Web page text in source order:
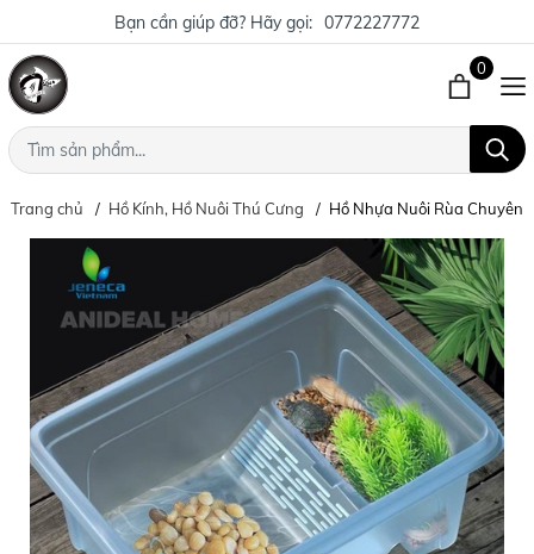
Bạn cần giúp đỡ? Hãy gọi: 0772227772
0
Trang chủ Hồ Kính, Hồ Nuôi Thú Cưng Hồ Nhựa Nuôi Rùa Chuyên